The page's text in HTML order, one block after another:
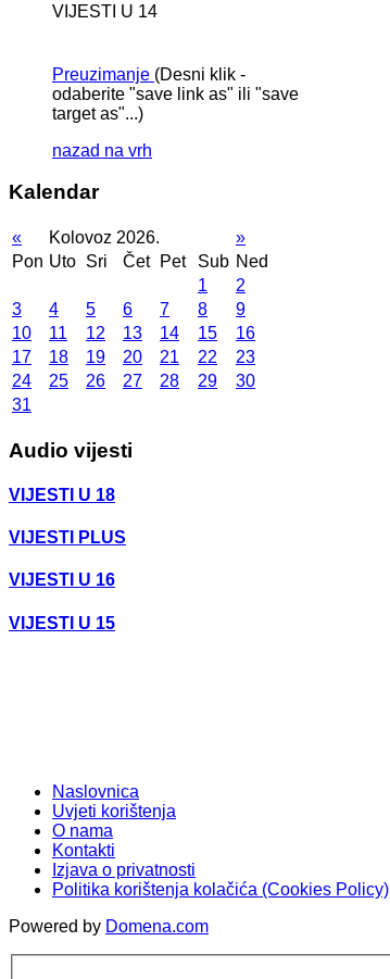
VIJESTI U 14
Preuzimanje (Desni klik -
odaberite "save link as" ili "save
target as"...)
nazad na vrh
Kalendar
« Kolovoz 2026.
»
Pon Uto Sri Čet Pet Sub Ned
1
2
3
4 5 6 7 8
9
10
11 12 13 14 15
16
17
18 19 20 21 22
23
24
25 26 27 28 29
30
31
Audio vijesti
VIJESTI U 18
VIJESTI PLUS
VIJESTI U 16
VIJESTI U 15
Naslovnica
Uvjeti korištenja
O nama
Kontakti
Izjava o privatnosti
Politika korištenja kolačića (Cookies Policy)
Powered by Domena.com